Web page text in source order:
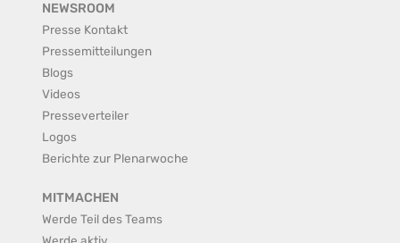
NEWSROOM
Presse Kontakt
Pressemitteilungen
Blogs
Videos
Presseverteiler
Logos
Berichte zur Plenarwoche
MITMACHEN
Werde Teil des Teams